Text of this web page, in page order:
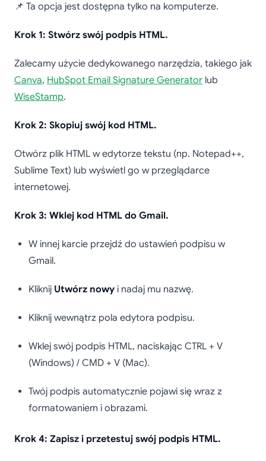
📌 Ta opcja jest dostępna tylko na komputerze.
Krok 1: Stwórz swój podpis HTML.
Zalecamy użycie dedykowanego narzędzia, takiego jak
Canva, HubSpot Email Signature Generator lub
WiseStamp.
Krok 2: Skopiuj swój kod HTML.
Otwórz plik HTML w edytorze tekstu (np. Notepad++,
Sublime Text) lub wyświetl go w przeglądarce
internetowej.
Krok 3: Wklej kod HTML do Gmail.
W innej karcie przejdź do ustawień podpisu w
Gmail.
Kliknij Utwórz nowy i nadaj mu nazwę.
Kliknij wewnątrz pola edytora podpisu.
Wklej swój podpis HTML, naciskając CTRL + V
(Windows) / CMD + V (Mac).
Twój podpis automatycznie pojawi się wraz z
formatowaniem i obrazami.
Krok 4: Zapisz i przetestuj swój podpis HTML.